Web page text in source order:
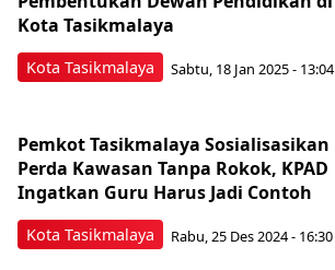
Kota Tasikmalaya
Kota Tasikmalaya
Sabtu, 18 Jan 2025 - 13:04
Kota Tasikmalaya
Pemkot Tasikmalaya Sosialisasikan
Perda Kawasan Tanpa Rokok, KPAD
Ingatkan Guru Harus Jadi Contoh
Rabu, 25 Des 2024 - 16:30